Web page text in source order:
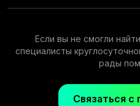
Это ключевой принцип
Если вы не смогли
специалисты
рады
Связаться